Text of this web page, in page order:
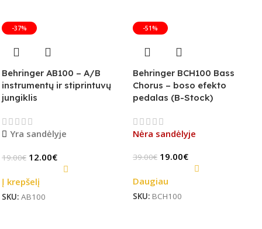
-37%
Behringer AB100 – A/B
instrumentų ir stiprintuvų
jungiklis
Yra sandėlyje
19.00€ 12.00€
Į krepšelį
SKU: AB100
-51%
Behringer BCH100 Bass
Chorus – boso efekto
pedalas (B-Stock)
Nėra sandėlyje
39.00€ 19.00€
Daugiau
SKU: BCH100